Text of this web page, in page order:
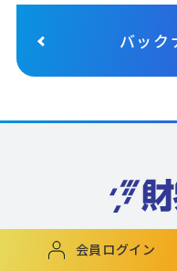
バック
会員ログイン
福岡市中央区今